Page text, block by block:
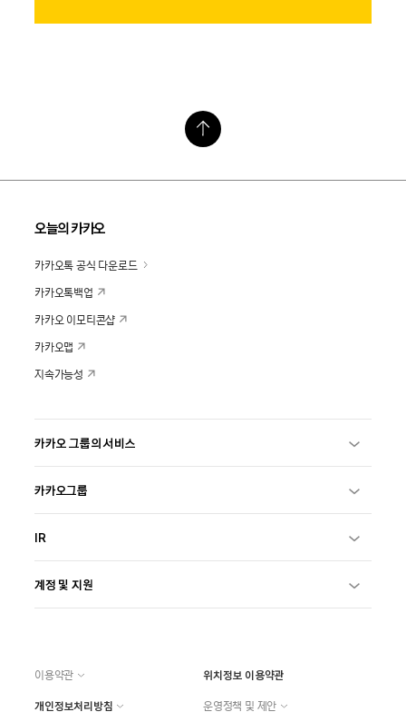
오늘의 카카오
카카오톡 공식 다운로드
카카오톡백업
카카오 이모티콘샵
카카오맵
지속가능성
카카오 그룹의 서비스
카카오그룹
IR
계정 및 지원
이용약관
위치정보 이용약관
개인정보처리방침
운영정책 및 제안